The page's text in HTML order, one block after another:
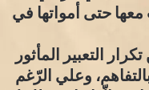
حتى أمواتها في
التعبير المأثور
وعلي الرّغم